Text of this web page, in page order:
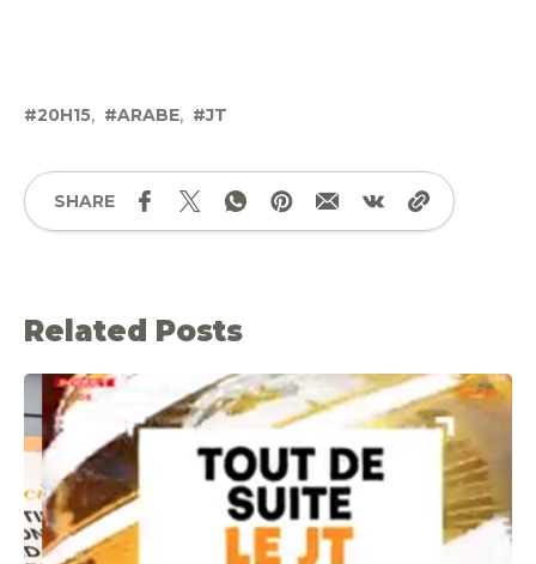
20H15 ARABE JT
SHARE
Related Posts